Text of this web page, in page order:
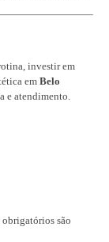
investir em
em Belo
e atendimento.
obrigatórios são